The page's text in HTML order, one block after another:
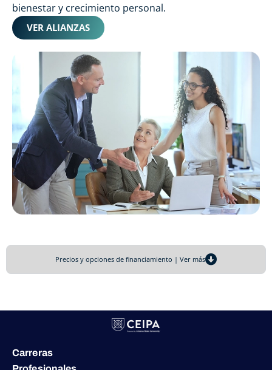
bienestar y crecimiento personal.
VER ALIANZAS
Precios y opciones de financiamiento | Ver más
Carreras